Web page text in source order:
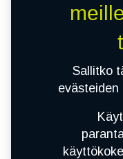
Sallitko
evästeiden